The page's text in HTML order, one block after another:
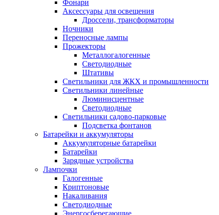
Фонари
Аксессуары для освещения
Дроссели, трансформаторы
Ночники
Переносные лампы
Прожекторы
Металлогалогенные
Светодиодные
Штативы
Светильники для ЖКХ и промышленности
Светильники линейные
Люминисцентные
Светодиодные
Светильники садово-парковые
Подсветка фонтанов
Батарейки и аккумуляторы
Аккумуляторные батарейки
Батарейки
Зарядные устройства
Лампочки
Галогенные
Криптоновые
Накаливания
Светодиодные
Энергосберегающие